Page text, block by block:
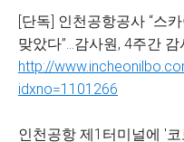
[단독] 인천공항공사 “스
맞았다”…감사원, 4주간 감
http://
idxno=1101266
인천공항 제1터미널에 '